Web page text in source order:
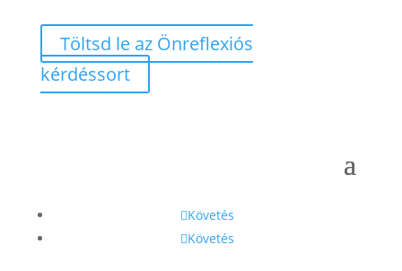
Töltsd le az Önreflexiós
kérdéssort
Követés
Követés